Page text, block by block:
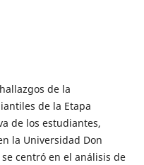
de la
de la Etapa
de los estudiantes,
la Universidad Don
centró en el análisis de